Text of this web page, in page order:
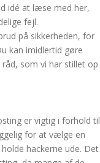
idé at læse med her,
fejl.
på sikkerheden, for
kan imidlertid gøre
som vi har stillet op
er vigtig i forhold til
for at vælge en
hackerne ude. Det